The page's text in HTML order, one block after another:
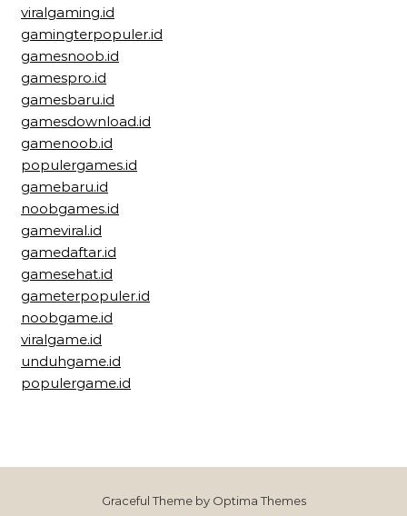
viralgaming.id
gamingterpopuler.id
gamesnoob.id
gamespro.id
gamesbaru.id
gamesdownload.id
gamenoob.id
populergames.id
gamebaru.id
noobgames.id
gameviral.id
gamedaftar.id
gamesehat.id
gameterpopuler.id
noobgame.id
viralgame.id
unduhgame.id
populergame.id
Graceful Theme by Optima Themes